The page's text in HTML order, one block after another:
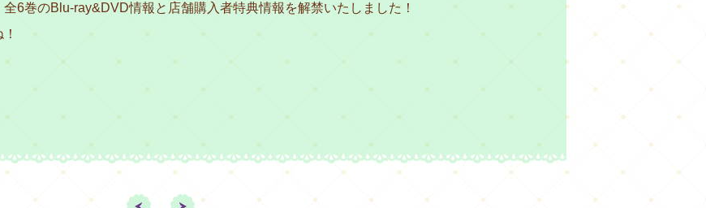
6巻のBlu-ray&DVD情報と店舗購入者特典情報を解禁いたしました！